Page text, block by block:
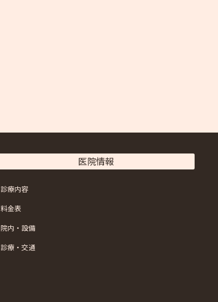
医院情報
診療内容
料金表
院内・設備
診療・交通